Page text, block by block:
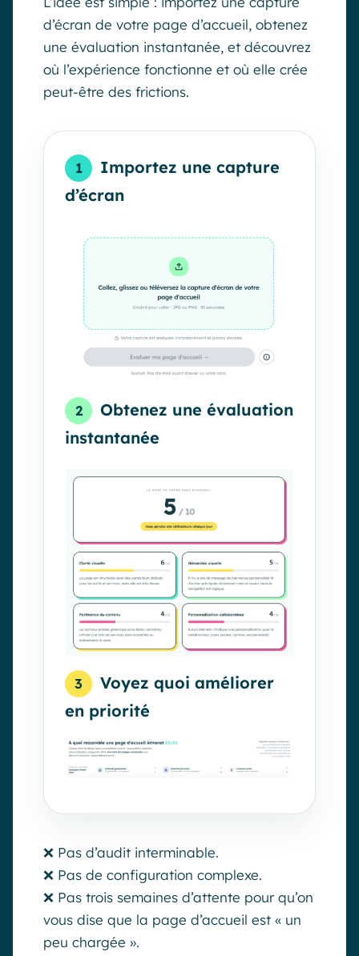
d’écran de votre page d’accueil, obtenez
une évaluation instantanée, et découvrez
où l’expérience fonctionne et où elle crée
peut-être des frictions.
1
Importez une capture
d’écran
2
Obtenez une évaluation
instantanée
3
Voyez quoi améliorer
en priorité
❌ Pas d’audit interminable.
❌ Pas de configuration complexe.
❌ Pas trois semaines d’attente pour qu’on
vous dise que la page d’accueil est « un
peu chargée ».